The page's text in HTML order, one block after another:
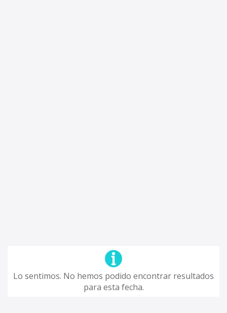
Lo sentimos. No hemos podido encontrar resultados
para esta fecha.